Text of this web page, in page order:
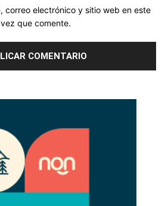
correo electrónico y sitio web en este
que comente.